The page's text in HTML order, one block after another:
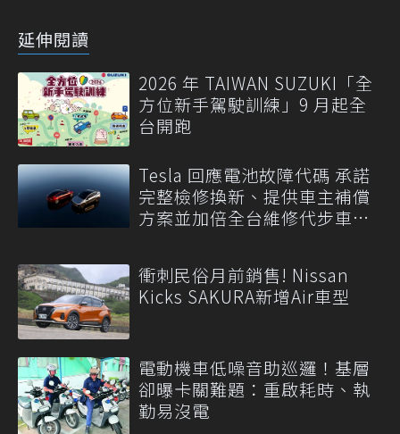
延伸閱讀
2026 年 TAIWAN SUZUKI「全
方位新手駕駛訓練」9 月起全
台開跑
Tesla 回應電池故障代碼 承諾
完整檢修換新、提供車主補償
方案並加倍全台維修代步車數
衝刺民俗月前銷售! Nissan
Kicks SAKURA新增Air車型
電動機車低噪音助巡邏！基層
卻曝卡關難題：重啟耗時、執
勤易沒電